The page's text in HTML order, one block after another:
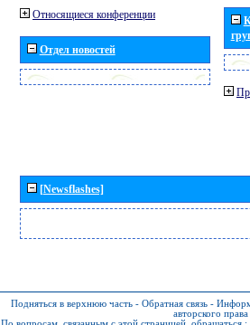
Относящиеся конференции
Отдел новостей
[Newsflashes]
Подняться в верхнюю часть - Обратная связь -
авторского